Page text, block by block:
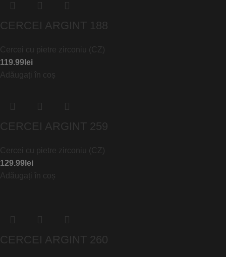
CERCEI ARGINT 188
Cercei cu pietre zirconiu (CZ)
119.99 lei
Adăugați în coș
CERCEI ARGINT 259
Cercei cu pietre zirconiu (CZ)
129.99 lei
Adăugați în coș
CERCEI ARGINT 260